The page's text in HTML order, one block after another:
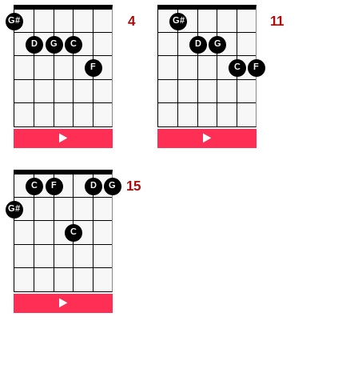
G#
D G C
F
4 G#
D G
C F
11
G#
C F
C
D G 15